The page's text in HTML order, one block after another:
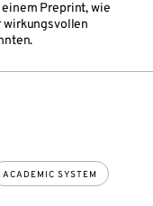
Preprint, wie
wirkungsvollen
ACADEMIC SYSTEM